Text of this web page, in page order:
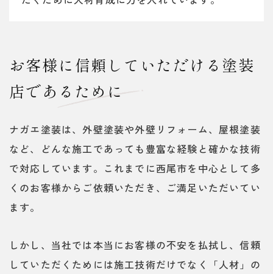
お客様に信頼していただける塗装
店であるために
ナガエ塗装は、外壁塗装や外壁リフォーム、屋根塗装
など、どんな施工であっても豊富な経験と確かな技術
で対応しています。これまでに西尾市を中心として多
くのお客様からご依頼いただき、ご満足いただいてい
ます。
しかし、当社では本当にお客様の不安を払拭し、信頼
していただくためには施工技術だけでなく「人材」の